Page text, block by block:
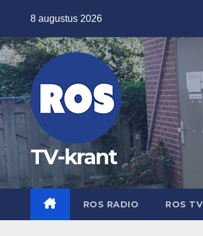
de
inhoud
8 augustus 2026
TV-krant
ROS RADIO ROS